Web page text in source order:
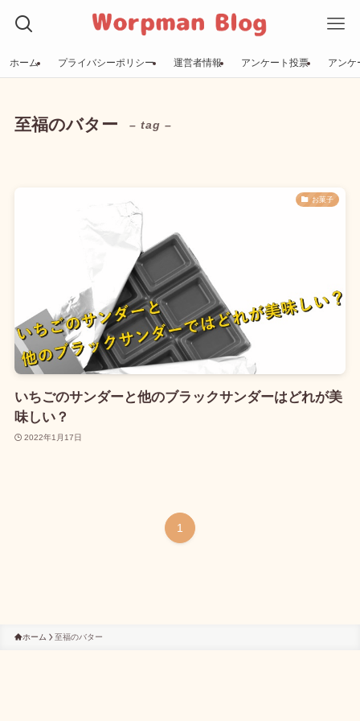
ホーム プライバシーポリシー 運営者情報 アンケート投票 アンケ
至福のバター – tag –
お菓子
いちごのサンダーと他のブラックサンダーはどれが美
味しい？
2022年1月17日
1
ホーム 至福のバター